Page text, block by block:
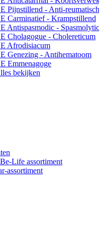
Pijnstillend - Anti-reumatisch
Carminatief - Krampstillend
Antispasmodic -
Cholagogue - Cholereticum
Afrodisiacum
Genezing - Antihematoom
Emmenagoge
bekijken
Life assortiment
assortiment